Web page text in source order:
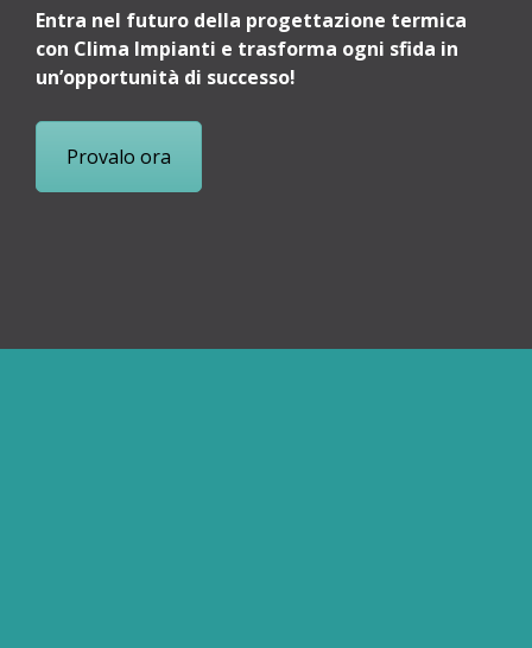
Entra nel futuro della progettazione termica
con Clima Impianti e trasforma ogni sfida in
un’opportunità di successo!
Provalo ora